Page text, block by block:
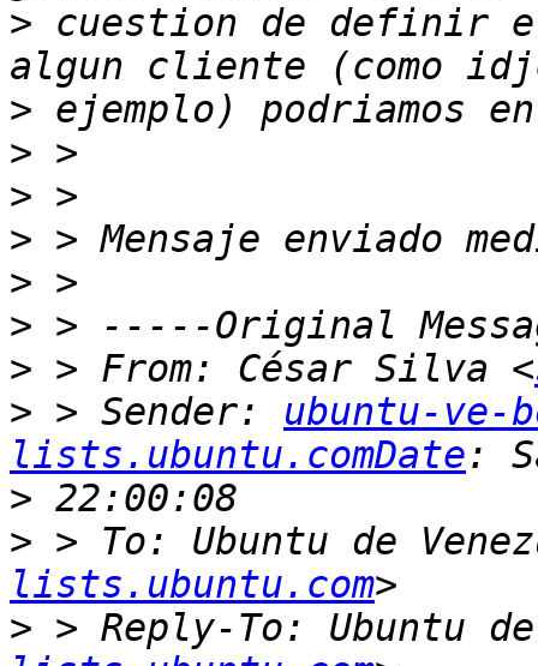
> cuestion de definir
>
>
>
>
>
>
> > From: César Silva <
> > Sender: ubuntu-ve-
lists.ubuntu.comDate
>
> > To: Ubuntu de
lists.ubuntu.com
> > Reply-To: Ubuntu